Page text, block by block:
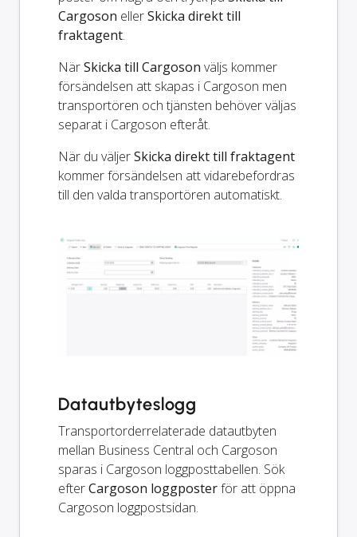
Cargoson ellerSkicka direkt till
fraktagent.
NärSkicka till Cargoson väljs kommer
försändelsen att skapas i Cargoson men
transportören och tjänsten behöver väljas
separat i Cargoson efteråt.
När du väljerSkicka direkt till fraktagent
kommer försändelsen att vidarebefordras
till den valda transportören automatiskt.
Datautbyteslogg
Transportorderrelaterade datautbyten
mellan Business Central och Cargoson
sparas i Cargoson loggposttabellen. Sök
efterCargoson loggposterför att öppna
Cargoson loggpostsidan.